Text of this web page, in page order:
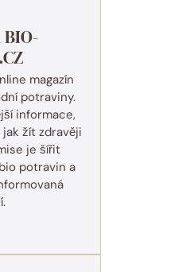
BIO-
magazín
potraviny.
informace,
žít zdravěji
je šířit
potravin a